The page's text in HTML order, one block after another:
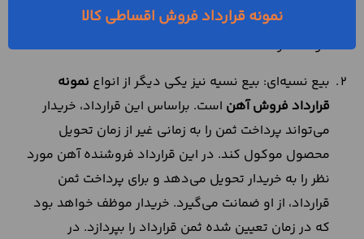
زمان تحویل آهن و بعد از بررسی آن، هزینه را پرداخت
خواهد کرد.
بیع نسیه‌ای: بیع نسیه نیز یکی دیگر از انواع نمونه
قرارداد فروش آهن است. براساس این قرارداد، خریدار
می‌تواند پرداخت ثمن را به زمانی غیر از زمان تحویل
محصول موکول کند. در این قرارداد فروشنده آهن مورد
نظر را به خریدار تحویل می‌دهد و برای پرداخت ثمن
قرارداد، از او ضمانت می‌گیرد. خریدار موظف خواهد بود
که در زمان تعیین شده ثمن قرارداد را بپردازد. در
نمونه قرارداد فروش اقساطی کالا